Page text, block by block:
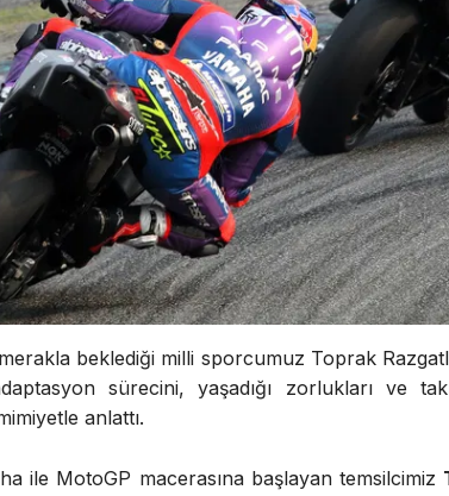
beklediği milli sporcumuz Toprak
sürecini, yaşadığı zorlukları ve
anlattı.
ile MotoGP macerasına başlayan temsilcimiz